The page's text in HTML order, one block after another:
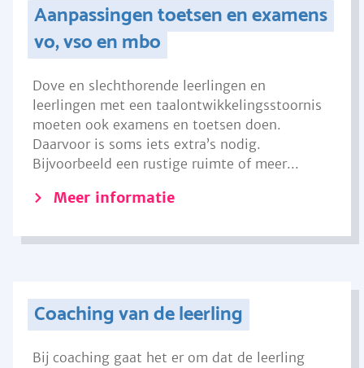
Aanpassingen toetsen en examens
vo, vso en mbo
Dove en slechthorende leerlingen en
leerlingen met een taalontwikkelingsstoornis
moeten ook examens en toetsen doen.
Daarvoor is soms iets extra’s nodig.
Bijvoorbeeld een rustige ruimte of meer...
Meer informatie
Coaching van de leerling
Bij coaching gaat het er om dat de leerling